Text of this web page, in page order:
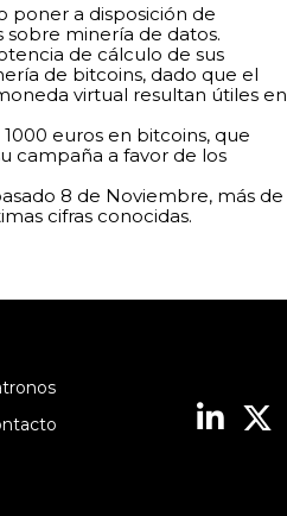
poner a disposición de
sobre minería de datos.
de cálculo de sus
de bitcoins, dado que el
virtual resultan útiles en
euros en bitcoins, que
campaña a favor de los
8 de Noviembre, más de
cifras conocidas.